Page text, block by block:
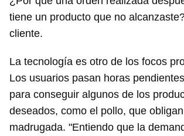
tiene un producto que no
cliente.
La tecnología es otro de los focos
Los usuarios pasan horas
para conseguir algunos de los
deseados, como el pollo, que
madrugada. "Entiendo que la